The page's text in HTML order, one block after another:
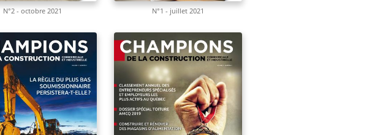
N°2 - octobre 2021 N°1 - juillet 2021